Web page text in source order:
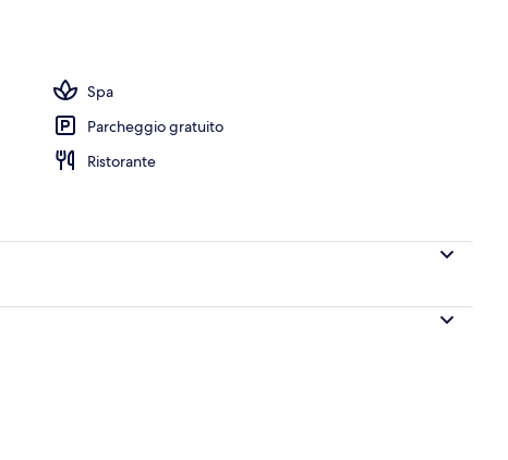
Spa
Parcheggio gratuito
Ristorante